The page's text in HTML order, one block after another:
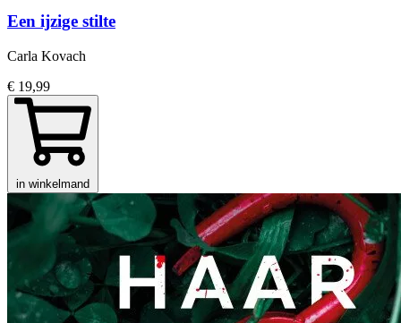
Een ijzige stilte
Carla Kovach
€ 19,99
in winkelmand